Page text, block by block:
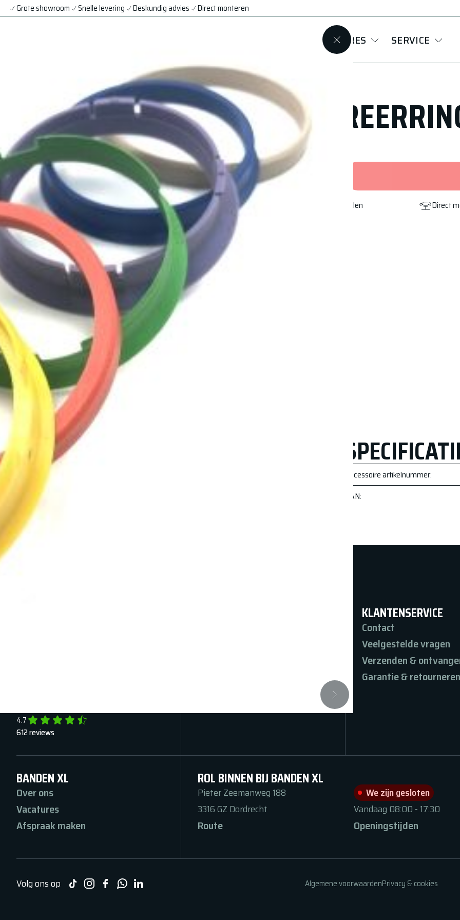
Grote showroom Snelle levering Deskundig advies Direct monteren
ACCESSOIRES SERVICE
Gratis afhalen Direct
OMSCHRIJVING
Accessoire artikelnummer:
EAN:
4.7
612reviews
KLANTENSERVICE
Contact
Veelgestelde vragen
Verzenden &
Garantie & retourneren
BANDEN XL
Over ons
Vacatures
Afspraak maken
ROL BINNEN BIJ BANDEN XL
Pieter Zeemanweg 188
3316 GZ Dordrecht
Route
We zijn gesloten
Vandaag 08:00 - 17:30
Openingstijden
Volg ons op Algemene voorwaardenPrivacy & cookies